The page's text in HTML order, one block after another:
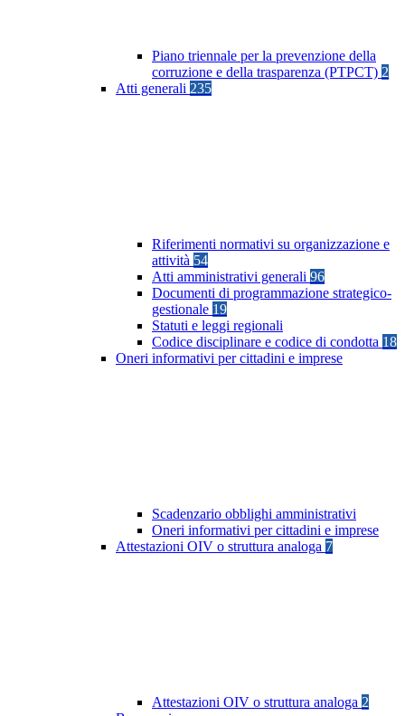
Piano triennale per la prevenzione della
corruzione e della trasparenza (PTPCT) 2
Atti generali 235
Riferimenti normativi su organizzazione e
attività 54
Atti amministrativi generali 96
Documenti di programmazione strategico-
gestionale 19
Statuti e leggi regionali
Codice disciplinare e codice di condotta 18
Oneri informativi per cittadini e imprese
Scadenzario obblighi amministrativi
Oneri informativi per cittadini e imprese
Attestazioni OIV o struttura analoga 7
Attestazioni OIV o struttura analoga 2